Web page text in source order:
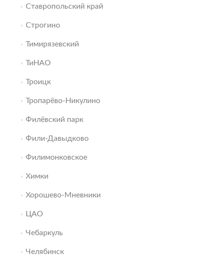
Ставропольский край
Строгино
Тимирязевский
ТиНАО
Троицк
Тропарёво-Никулино
Филёвский парк
Фили-Давыдково
Филимонковское
Химки
Хорошево-Мневники
ЦАО
Чебаркуль
Челябинск